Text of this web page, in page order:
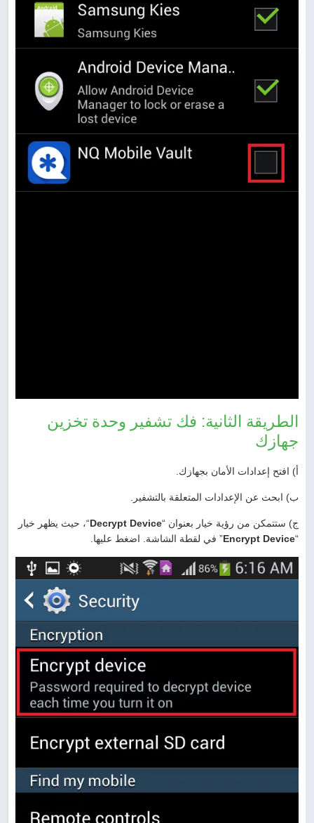
الطريقة الثانية: فك تشفير وحدة تخزين
جهازك
أ) افتح إعدادات الأمان بجهازك.
ب) ابحث عن الإعدادات المتعلقة بالتشفير.
ج) ستتمكن من رؤية خيار بعنوان “Decrypt Device“، حيث يظهر خيار
“
Encrypt Device” في لقطة الشاشة. اضغط عليها.